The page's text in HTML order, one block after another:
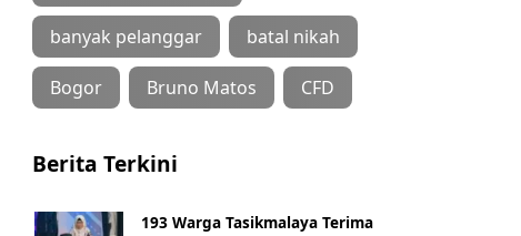
banyak pelanggar batal nikah
Bogor Bruno Matos CFD
Berita Terkini
193 Warga Tasikmalaya Terima